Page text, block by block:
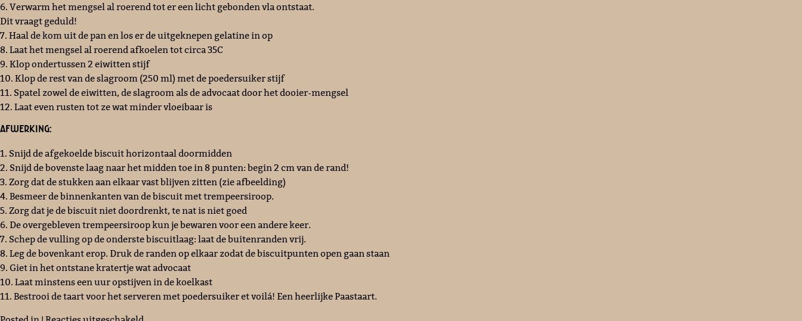
6. Verwarm het mengsel al roerend tot er een licht gebonden vla ontstaat.
Dit vraagt geduld!
7. Haal de kom uit de pan en los er de uitgeknepen gelatine in op
8. Laat het mengsel al roerend afkoelen tot circa 35C
9. Klop ondertussen 2 eiwitten stijf
10. Klop de rest van de slagroom (250 ml) met de poedersuiker stijf
11. Spatel zowel de eiwitten, de slagroom als de advocaat door het dooier-mengsel
12. Laat even rusten tot ze wat minder vloeibaar is
Afwerking:
1. Snijd de afgekoelde biscuit horizontaal doormidden
2. Snijd de bovenste laag naar het midden toe in 8 punten: begin 2 cm van de rand!
3. Zorg dat de stukken aan elkaar vast blijven zitten (zie afbeelding)
4. Besmeer de binnenkanten van de biscuit met trempeersiroop.
5. Zorg dat je de biscuit niet doordrenkt, te nat is niet goed
6. De overgebleven trempeersiroop kun je bewaren voor een andere keer.
7. Schep de vulling op de onderste biscuitlaag: laat de buitenranden vrij.
8. Leg de bovenkant erop. Druk de randen op elkaar zodat de biscuitpunten open gaan staan
9. Giet in het ontstane kratertje wat advocaat
10. Laat minstens een uur opstijven in de koelkast
11. Bestrooi de taart voor het serveren met poedersuiker et voilá! Een heerlijke Paastaart.